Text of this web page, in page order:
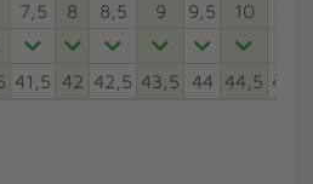
7,5 8 8,5 9 9,5 10
41,5 42 42,5 43,5 44 44,5 45,5